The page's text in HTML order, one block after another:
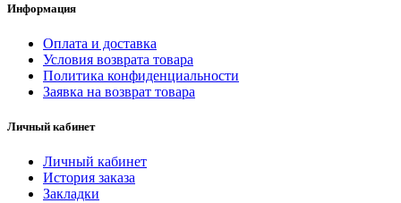
Информация
Оплата и доставка
Условия возврата товара
Политика конфиденциальности
Заявка на возврат товара
Личный кабинет
Личный кабинет
История заказа
Закладки